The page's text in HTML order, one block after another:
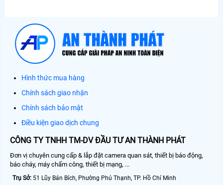
Hình thức mua hàng
Chính sách giao nhận
Chính sách bảo mật
Điều kiện giao dịch chung
CÔNG TY TNHH TM-DV ĐẦU TƯ AN THÀNH PHÁT
Đơn vị chuyên cung cấp & lắp đặt camera quan sát, thiết bị báo động,
báo cháy, máy chấm công, thiết bị mạng, ...
Trụ Sở: 51 Lũy Bán Bích, Phường Phú Thạnh, TP. Hồ Chí Minh